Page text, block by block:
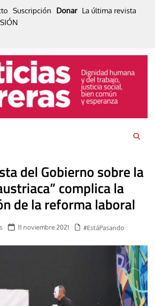
Suscripción Donar La última revista
del Gobierno sobre la
complica la
de la reforma laboral
11 noviembre 2021 #EstáPasando